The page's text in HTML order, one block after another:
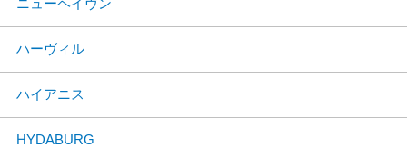
ニューヘイヴン
ハーヴィル
ハイアニス
HYDABURG